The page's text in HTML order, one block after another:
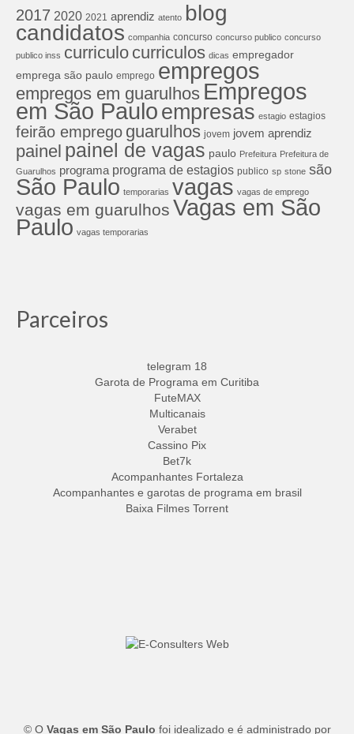
2017 2020 2021 aprendiz atento blog
candidatos companhia concurso concurso publico concurso
publico inss curriculo curriculos dicas empregador
emprega são paulo emprego empregos
empregos em guarulhos Empregos
em São Pauloempresas estagio estagios
feirão emprego guarulhos jovem jovem aprendiz
painel painel de vagas paulo Prefeitura Prefeitura de
Guarulhos programa programa de estagios publico sp stone são
São Paulo temporarias vagas vagas de emprego
vagas em guarulhos Vagas em São
Paulo vagas temporarias
Parceiros
telegram 18
Garota de Programa em Curitiba
FuteMAX
Multicanais
Verabet
Cassino Pix
Bet7k
Acompanhantes Fortaleza
Acompanhantes e garotas de programa em brasil
Baixa Filmes Torrent
© O Vagas em São Paulo foi idealizado e é administrado por